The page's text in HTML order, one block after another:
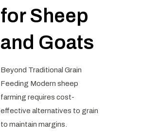
for Sheep
and Goats
Beyond Traditional Grain
Feeding Modern sheep
farming requires cost-
effective alternatives to grain
to maintain margins.